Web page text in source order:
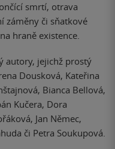
smrtí, otrava
záměny či sňatkové
hraně existence.
autory, jejichž prostý
Dousková, Kateřina
Bianca Bellová,
Kučera, Dora
Jan Němec,
či Petra Soukupová.